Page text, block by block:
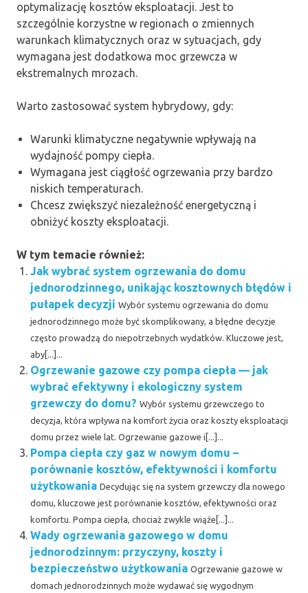
optymalizację kosztów eksploatacji. Jest to
szczególnie korzystne w regionach o zmiennych
warunkach klimatycznych oraz w sytuacjach, gdy
wymagana jest dodatkowa moc grzewcza w
ekstremalnych mrozach.
Warto zastosować system hybrydowy, gdy:
Warunki klimatyczne negatywnie wpływają na
wydajność pompy ciepła.
Wymagana jest ciągłość ogrzewania przy bardzo
niskich temperaturach.
Chcesz zwiększyć niezależność energetyczną i
obniżyć koszty eksploatacji.
W tym temacie również:
Jak wybrać system ogrzewania do domu
jednorodzinnego, unikając kosztownych błędów i
pułapek decyzji Wybór systemu ogrzewania do domu
jednorodzinnego może być skomplikowany, a błędne decyzje
często prowadzą do niepotrzebnych wydatków. Kluczowe jest,
aby[...]...
Ogrzewanie gazowe czy pompa ciepła — jak
wybrać efektywny i ekologiczny system
grzewczy do domu? Wybór systemu grzewczego to
decyzja, która wpływa na komfort życia oraz koszty eksploatacji
domu przez wiele lat. Ogrzewanie gazowe i[...]...
Pompa ciepła czy gaz w nowym domu –
porównanie kosztów, efektywności i komfortu
użytkowania Decydując się na system grzewczy dla nowego
domu, kluczowe jest porównanie kosztów, efektywności oraz
komfortu. Pompa ciepła, chociaż zwykle wiąże[...]...
Wady ogrzewania gazowego w domu
jednorodzinnym: przyczyny, koszty i
bezpieczeństwo użytkowania Ogrzewanie gazowe w
domach jednorodzinnych może wydawać się wygodnym